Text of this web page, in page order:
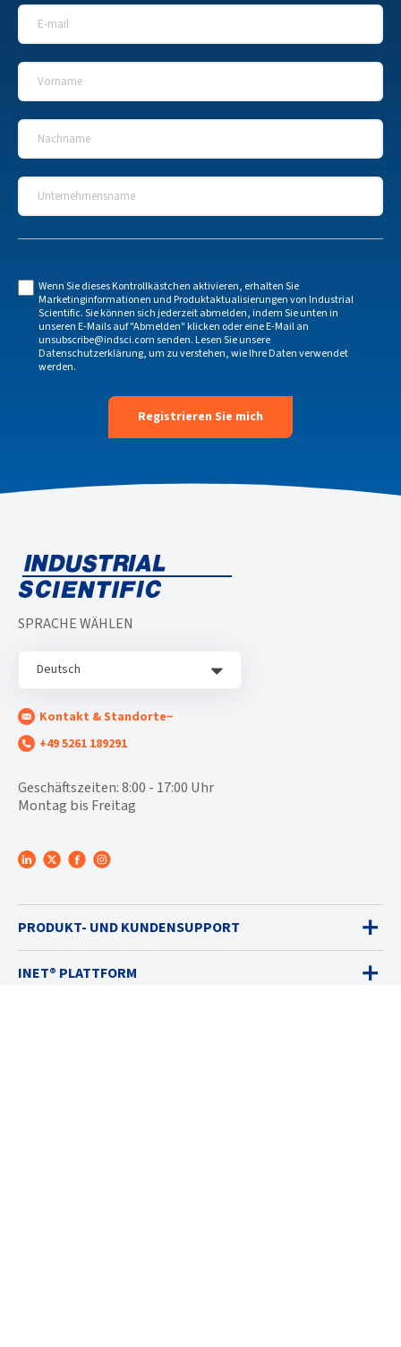
E-Mail
Vorname
Nachname
Unternehmensname
Wenn Sie dieses Kontrollkästchen aktivieren, erhalten Sie
Marketinginformationen und Produktaktualisierungen von Industrial
Scientific. Sie können sich jederzeit abmelden, indem Sie unten in
unseren E-Mails auf "Abmelden" klicken oder eine E-Mail an
unsubscribe@indsci.comsenden. Lesen Sie unsere
Datenschutzerklärung, um zu verstehen, wie Ihre Daten verwendet
werden.
SPRACHE WÄHLEN
Deutsch
Kontakt & Standorte
+49 5261 189291
Geschäftszeiten: 8:00 - 17:00 Uhr
Montag bis Freitag
PRODUKT- UND KUNDENSUPPORT
INET® PLATTFORM